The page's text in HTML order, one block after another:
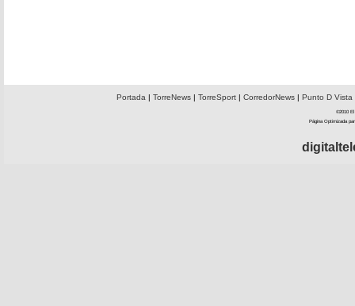
Portada | TorreNews| TorreSport| CorredorNews| Punto D Vista
©2010 El
Página Optimizada